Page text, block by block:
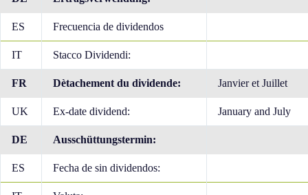
ES Frecuencia de dividendos
IT Stacco Dividendi:
FR Dètachement du dividende: Janvier et Juillet
UK Ex-date dividend: January and July
DE Ausschüttungstermin:
ES Fecha de sin dividendos: